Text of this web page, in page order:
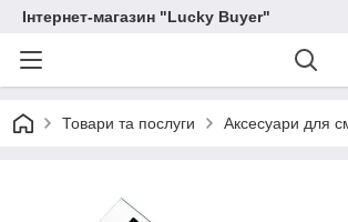
Інтернет-магазин "Lucky Buyer"
Товари та послуги Аксесуари для